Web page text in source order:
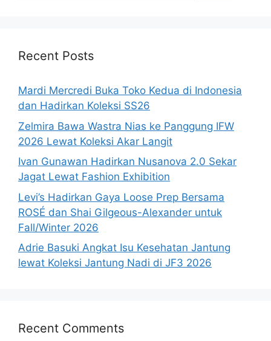
Recent Posts
Mardi Mercredi Buka Toko Kedua di Indonesia
dan Hadirkan Koleksi SS26
Zelmira Bawa Wastra Nias ke Panggung IFW
2026 Lewat Koleksi Akar Langit
Ivan Gunawan Hadirkan Nusanova 2.0 Sekar
Jagat Lewat Fashion Exhibition
Levi’s Hadirkan Gaya Loose Prep Bersama
ROSÉ dan Shai Gilgeous-Alexander untuk
Fall/Winter 2026
Adrie Basuki Angkat Isu Kesehatan Jantung
lewat Koleksi Jantung Nadi di JF3 2026
Recent Comments